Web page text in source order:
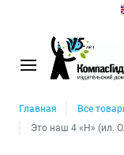
Главная Все
Это наш 4 «Н» (ил.